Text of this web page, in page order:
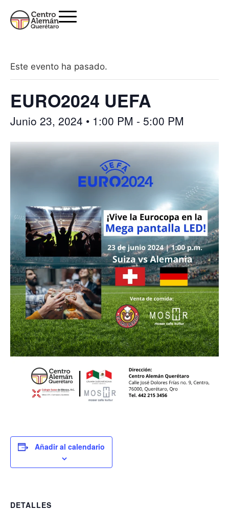
Este evento ha pasado.
EURO2024 UEFA
Junio 23, 2024 • 1:00 PM - 5:00 PM
Añadir al calendario
DETALLES